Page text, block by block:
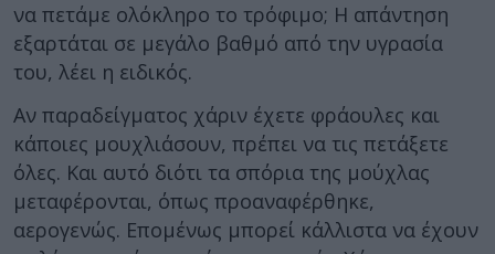
να πετάμε ολόκληρο το τρόφιμο; Η απάντηση
εξαρτάται σε μεγάλο βαθμό από την υγρασία
του, λέει η ειδικός.
Αν παραδείγματος χάριν έχετε φράουλες και
κάποιες μουχλιάσουν, πρέπει να τις πετάξετε
όλες. Και αυτό διότι τα σπόρια της μούχλας
μεταφέρονται, όπως προαναφέρθηκε,
αερογενώς. Επομένως μπορεί κάλλιστα να έχουν